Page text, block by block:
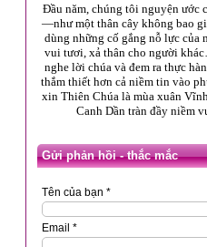
Đầu năm, chúng tôi nguyện ước
—như một thân cây không bao
dùng những cố gắng nỗ lực của
vui tươi, xả thân cho người
nghe lời chúa và đem ra thực
thắm thiết hơn cả niềm tin vào
xin Thiên Chúa là mùa xuân
Canh Dần tràn đầy niềm
Gửi phản hồi - thắc mắc
Tên của bạn *
Email *